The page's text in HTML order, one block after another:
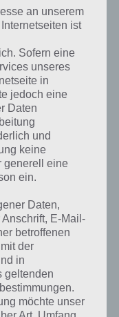
her, die es gibt:
an unserem
ist
Sofern eine
unseres
in
jedoch eine
Daten
und
keine
generell eine
ein.
Daten,
E-Mail-
betroffenen
der
in
geltenden
möchte unser